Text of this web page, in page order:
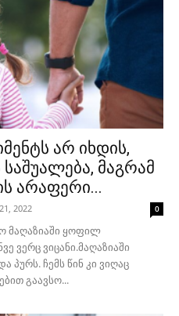
არ იხდის,
მაგრამ
არაფერი...
2022 0
მაღაზიაში ყოფილ
ვერც ვიცანი.მაღაზიაში
პურს. ჩემს წინ კი ვიღაც
გაავსო...